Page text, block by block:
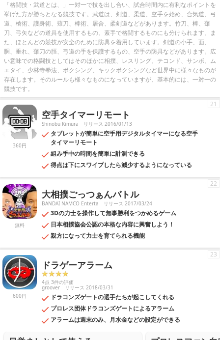
「格闘技・武道とは、」一対一で技を出し合い、試合時間内に有利なポイントを
挙げた方が勝ちとなる競技です。武道は、剣道、柔道、空手を始め、合気道、弓
道、槍術、護身術、薙刀、棒術、居合、柔剣道などがあります。竹刀、棒、薙
刀、弓矢などの道具を使用するもの、素手で格闘するものにも分けられます。ま
た、ほとんどの競技が安全のために防具を着用しています。剣道の小手、面、
胴、垂れ、薙刀の脛、弓道の手を保護するもの、空手の防具などがあります。広
い意味での格闘技としてはそのほかに相撲、レスリング、テコンド、サンボ、ム
エタイ、少林寺拳法、ボクシング、キックボクシングなど世界中に様々なものが
存在します。そのルールも様々なものになっていますが、基本的には、一対一の
競技です。
360円
空手タイマーリモート
Shinobu Kimura リリース 2016/01/13
タブレットが簡単に空手用デジタルタイマーになる空手
タイマーリモート
組み手中の時間を簡単に計測できる
得点は下にスワイプしたら減少するようになっている
21
無料
大相撲ごっつぁんバトル
BANDAI NAMCO Enterta リリース 2017/03/24
3Dの力士を操作して無事勝利をつかめるゲーム
日本相撲協会公認の本格な内容に興奮しよう！
親方になって力士を育てられる機能
22
600円
ドラゲーアラーム
4点 3件の評価
groover リリース 2018/03/31
ドラコンズゲートの選手たちが起こしてくれる
プロレス団体ドラコンズゲートによるアラーム
アラームは週末のみ、月水金などの設定ができる
23